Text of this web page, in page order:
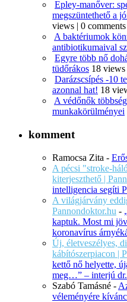
Epley-manőver:
megszüntethető a
views | 0 comments
A baktériumok
antibiotikumaival
Egyre több nő
tüdőrákos 18 views
Darázscsípés -10
azonnal hat! 18
A védőnők
munkakörülményei
komment
Ramocsa Zita -
A pécsi "stroke-
kiterjeszthető |
intelligencia segíti
A világjárvány
Pannondoktor.hu -
kaptuk. Most mi
koronavírus
Új, életveszélyes,
kábítószerpiacon |
kettő nő helyette,
meg…” – interjú
Szabó Tamásné -
véleményére